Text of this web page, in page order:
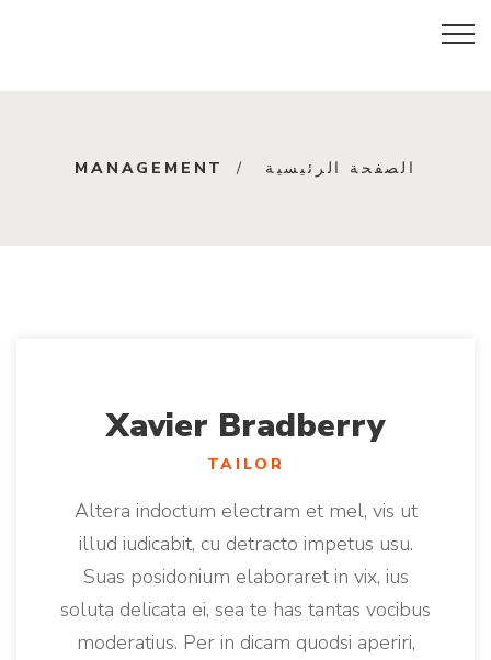
T
e
g
o
r
y
:
M
a
الصفحة الرئيسية MANAGEMENT
Xavier Bradberry
TAILOR
Altera indoctum electram et mel, vis ut
illud iudicabit, cu detracto impetus usu.
Suas posidonium elaboraret in vix, ius
soluta delicata ei, sea te has tantas vocibus
moderatius. Per in dicam quodsi aperiri,